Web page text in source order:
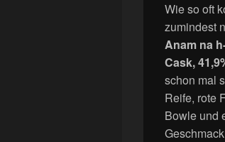
Wie so oft
zumindest
Anam na
Cask,
schon mal
Reife, rote
Bowle und